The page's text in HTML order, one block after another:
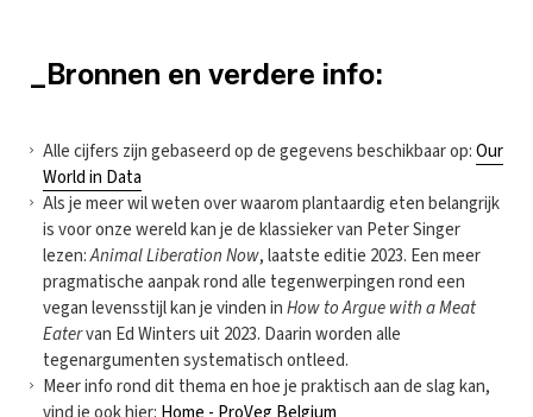
_Bronnen en verdere info:
Alle cijfers zijn gebaseerd op de gegevens beschikbaar op:Our
World in Data
Als je meer wil weten over waarom plantaardig eten belangrijk
is voor onze wereld kan je de klassieker van Peter Singer
lezen:Animal Liberation Now, laatste editie 2023. Een meer
pragmatische aanpak rond alle tegenwerpingen rond een
vegan levensstijl kan je vinden inHow to Argue with a Meat
Eatervan Ed Winters uit 2023. Daarin worden alle
tegenargumenten systematisch ontleed.
Meer info rond dit thema en hoe je praktisch aan de slag kan,